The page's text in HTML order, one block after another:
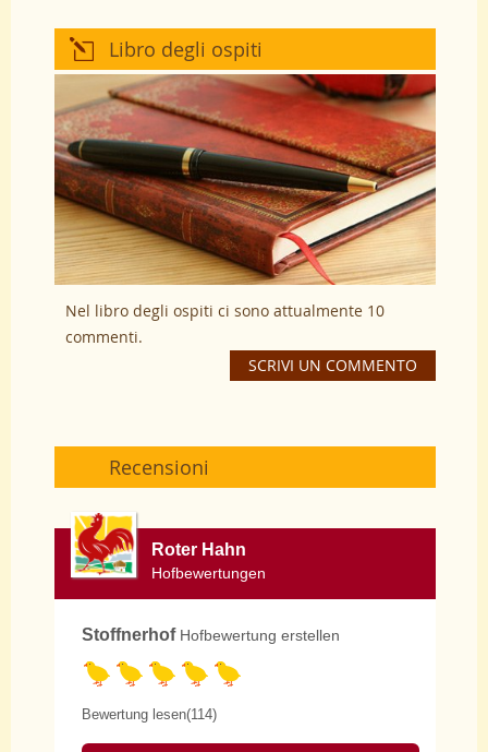
Libro degli ospiti
Nel libro degli ospiti ci sono attualmente 10
commenti.
SCRIVI UN COMMENTO
Recensioni
Roter Hahn
Hofbewertungen
Stoffnerhof Hofbewertung erstellen
Bewertung lesen(114)